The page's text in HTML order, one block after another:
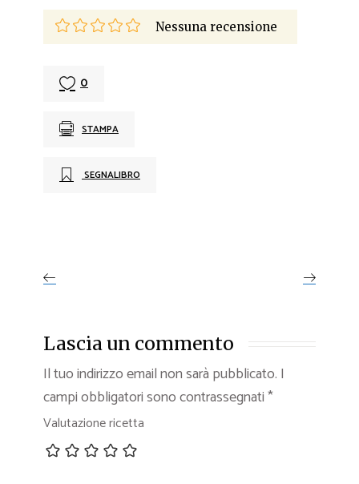
Nessuna recensione
0
STAMPA
SEGNALIBRO
Lascia un commento
Il tuo indirizzo email non sarà pubblicato. I
campi obbligatori sono contrassegnati*
Valutazione ricetta